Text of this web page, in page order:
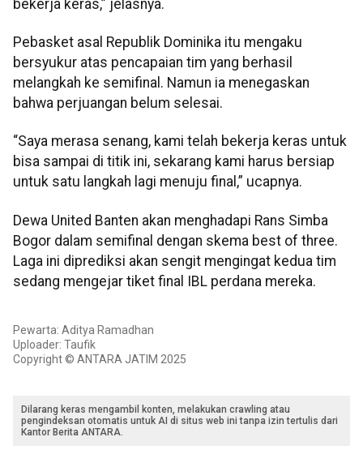
bekerja keras,” jelasnya.
Pebasket asal Republik Dominika itu mengaku
bersyukur atas pencapaian tim yang berhasil
melangkah ke semifinal. Namun ia menegaskan
bahwa perjuangan belum selesai.
“Saya merasa senang, kami telah bekerja keras untuk
bisa sampai di titik ini, sekarang kami harus bersiap
untuk satu langkah lagi menuju final,” ucapnya.
Dewa United Banten akan menghadapi Rans Simba
Bogor dalam semifinal dengan skema best of three.
Laga ini diprediksi akan sengit mengingat kedua tim
sedang mengejar tiket final IBL perdana mereka.
Pewarta: Aditya Ramadhan
Uploader: Taufik
Copyright © ANTARA JATIM 2025
Dilarang keras mengambil konten, melakukan crawling atau
pengindeksan otomatis untuk AI di situs web ini tanpa izin tertulis dari
Kantor Berita ANTARA.